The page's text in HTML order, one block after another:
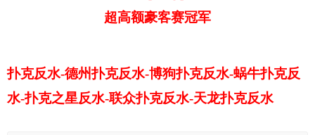
扑克反水-德州扑克反水-博狗扑克反水-蜗牛扑克反
水-扑克之星反水-联众扑克反水-天龙扑克反水